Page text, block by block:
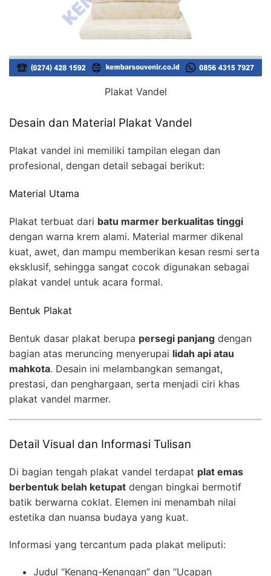
Plakat Vandel
Desain dan Material Plakat Vandel
Plakat vandel ini memiliki tampilan elegan dan
profesional, dengan detail sebagai berikut:
Material Utama
Plakat terbuat dari batu marmer berkualitas tinggi
dengan warna krem alami. Material marmer dikenal
kuat, awet, dan mampu memberikan kesan resmi serta
eksklusif, sehingga sangat cocok digunakan sebagai
plakat vandel untuk acara formal.
Bentuk Plakat
Bentuk dasar plakat berupa persegi panjang dengan
bagian atas meruncing menyerupai lidah api atau
mahkota. Desain ini melambangkan semangat,
prestasi, dan penghargaan, serta menjadi ciri khas
plakat vandel marmer.
Detail Visual dan Informasi Tulisan
Di bagian tengah plakat vandel terdapat plat emas
berbentuk belah ketupat dengan bingkai bermotif
batik berwarna coklat. Elemen ini menambah nilai
estetika dan nuansa budaya yang kuat.
Informasi yang tercantum pada plakat meliputi:
Judul “Kenang-Kenangan” dan “Ucapan